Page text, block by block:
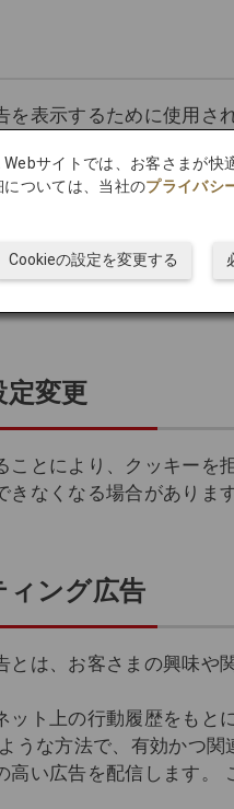
表示するために使用さ
ビス提供会社が適切な広
よりこの種の広告の配
変更
ことにより、クッキー
なくなる場合があります
ィング広告
とは、お客さまの興味
ット上の行動履歴をも
うな方法で、有効かつ
い広告を配信します。
Webサイトでは、お客さまが快
については、当社のプライバシ
Cookieの設定を変更する